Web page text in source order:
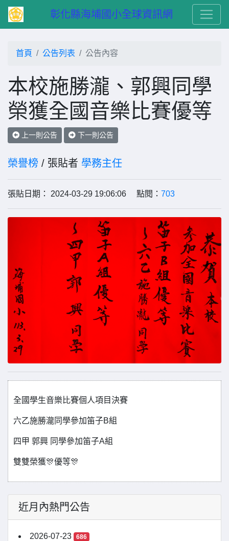
彰化縣海埔國小全球資訊網
首頁 公告列表 公告內容
本校施勝瀧、郭興同學
榮獲全國音樂比賽優等
上一則公告 下一則公告
榮譽榜 / 張貼者 學務主任
張貼日期： 2024-03-29 19:06:06 點閱： 703
全國學生音樂比賽個人項目決賽
六乙施勝瀧同學參加笛子B組
四甲 郭興 同學參加笛子A組
雙雙榮獲🎊優等🎊
近月內熱門公告
2026-07-23 686